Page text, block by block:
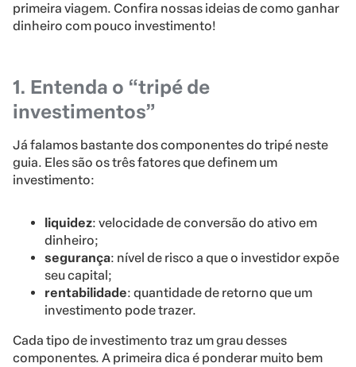
primeira viagem. Confira nossas ideias de como ganhar
dinheiro com pouco investimento!
1. Entenda o “tripé de
investimentos”
Já falamos bastante dos componentes do tripé neste
guia. Eles são os três fatores que definem um
investimento:
liquidez: velocidade de conversão do ativo em
dinheiro;
segurança: nível de risco a que o investidor expõe
seu capital;
rentabilidade: quantidade de retorno que um
investimento pode trazer.
Cada tipo de investimento traz um grau desses
componentes. A primeira dica é ponderar muito bem